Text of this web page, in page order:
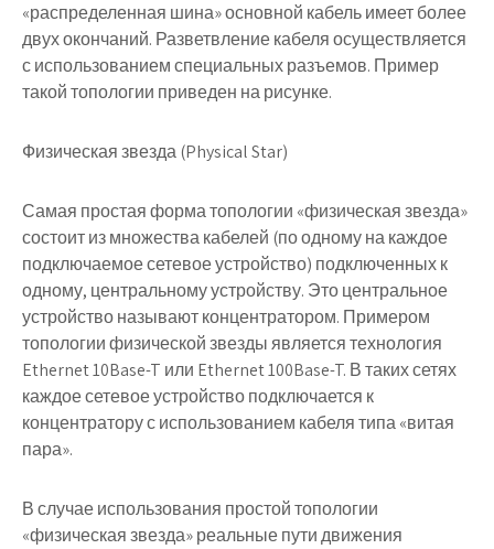
«распределенная шина» основной кабель имеет более
двух окончаний. Разветвление кабеля осуществляется
с использованием специальных разъемов. Пример
такой топологии приведен на рисунке.
Физическая звезда (Physical Star)
Самая простая форма топологии «физическая звезда»
состоит из множества кабелей (по одному на каждое
подключаемое сетевое устройство) подключенных к
одному, центральному устройству. Это центральное
устройство называют концентратором. Примером
топологии физической звезды является технология
Ethernet 10Base-T или Ethernet 100Base-T. В таких сетях
каждое сетевое устройство подключается к
концентратору с использованием кабеля типа «витая
пара».
В случае использования простой топологии
«физическая звезда» реальные пути движения